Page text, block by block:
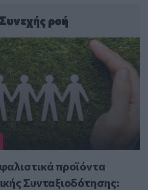
Συνεχής ροή
προϊόντα
Συνταξιοδότησης: